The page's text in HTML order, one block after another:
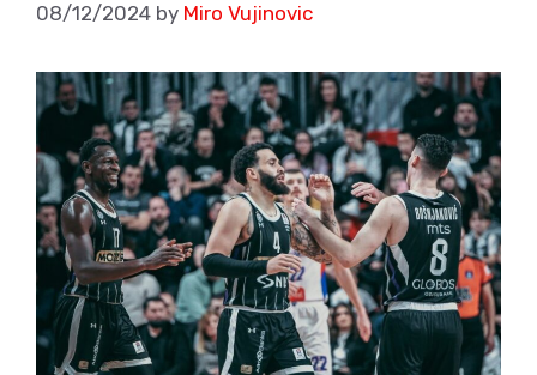
08/12/2024 by Miro Vujinovic